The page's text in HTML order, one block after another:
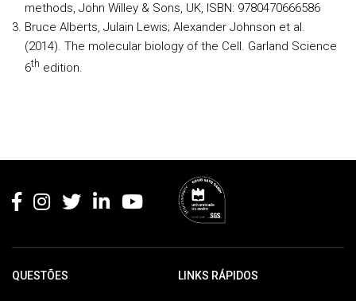
methods, John Willey & Sons, UK, ISBN: 9780470666586
Bruce Alberts, Julain Lewis; Alexander Johnson et al.
(2014). The molecular biology of the Cell. Garland Science
6th edition.
QUESTÕES LINKS RÁPIDOS